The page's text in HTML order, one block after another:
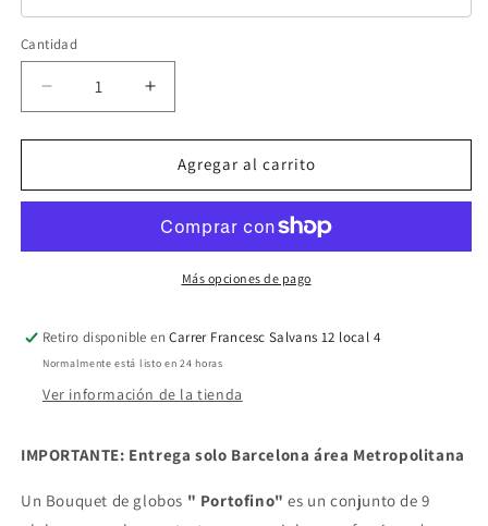
Cantidad
Cantidad
Reducir
cantidad
para
de
Aumentar
cantidad
para
Bouquet
de
Portofino
Agregar al carrito
Más opciones de pago
Retiro disponible enCarrer Francesc Salvans 12 local 4
Normalmente está listo en 24 horas
Ver información de la tienda
IMPORTANTE: Entrega solo Barcelona área Metropolitana
Un Bouquet de globos " Portofino" es un conjunto de 9